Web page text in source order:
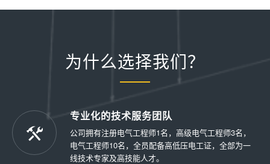
为什么选择我们？
专业化的技术服务团队
公司拥有注册电气工程师1名，高级电气工程师3名，
电气工程师10名，全员配备高低压电工证，全部为一
线技术专家及高技能人才。